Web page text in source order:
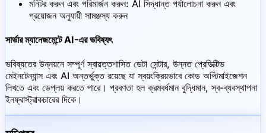
মনিটর করুন এবং পরিমার্জন করুন: AI সিদ্ধান্ত পর্যালোচনা করুন এবং
প্রয়োজন অনুযায়ী সামঞ্জস্য করুন
সার্ভার ম্যানেজমেন্টে AI-এর ভবিষ্যৎ
ভবিষ্যতের উন্নয়নে সম্পূর্ণ স্বায়ত্তশাসিত ডেটা সেন্টার, উন্নত প্রেডিক্টিভ
মেইনটেন্যান্স এবং AI অন্তর্ভুক্ত রয়েছে যা স্বয়ংক্রিয়ভাবে কোড অপ্টিমাইজেশন
লিখতে এবং ডেপ্লয় করতে পারে। প্রবণতা হল ক্রমবর্ধমান বুদ্ধিমান, স্ব-ব্যবস্থাপনা
ইনফ্রাস্ট্রাকচারের দিকে।